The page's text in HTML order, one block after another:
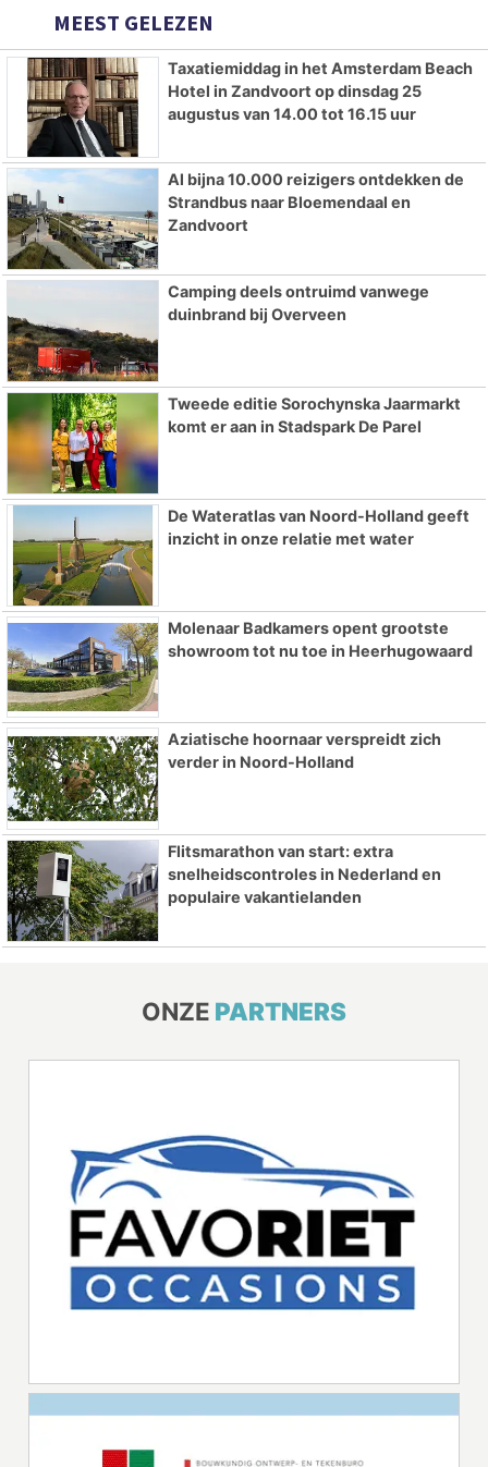
MEEST GELEZEN
Taxatiemiddag in het Amsterdam Beach
Hotel in Zandvoort op dinsdag 25
augustus van 14.00 tot 16.15 uur
Al bijna 10.000 reizigers ontdekken de
Strandbus naar Bloemendaal en
Zandvoort
Camping deels ontruimd vanwege
duinbrand bij Overveen
Tweede editie Sorochynska Jaarmarkt
komt er aan in Stadspark De Parel
De Wateratlas van Noord-Holland geeft
inzicht in onze relatie met water
Molenaar Badkamers opent grootste
showroom tot nu toe in Heerhugowaard
Aziatische hoornaar verspreidt zich
verder in Noord-Holland
Flitsmarathon van start: extra
snelheidscontroles in Nederland en
populaire vakantielanden
ONZE PARTNERS